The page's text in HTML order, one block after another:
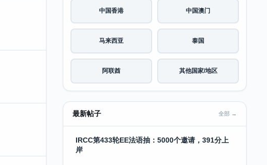
中国香港 中国澳门
马来西亚 泰国
阿联酋 其他国家/地区
最新帖子 全部 →
IRCC第433轮EE法语抽：5000个邀请，391分上
岸